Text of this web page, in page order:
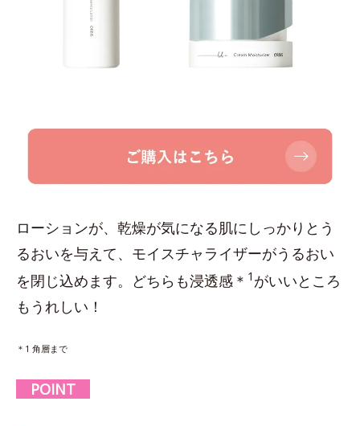
ローションが、乾燥が気になる肌にしっかりとう
るおいを与えて、モイスチャライザーがうるおい
を閉じ込めます。どちらも浸透感＊ 1 がいいところ
もうれしい！
＊1 角層まで
POINT